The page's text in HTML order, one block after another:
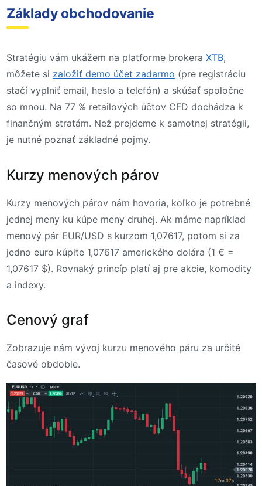
Základy obchodovanie
Stratégiu vám ukážem na platforme brokera XTB,
môžete si založiť demo účet zadarmo (pre registráciu
stačí vyplniť email, heslo a telefón) a skúšať spoločne
so mnou. Na 77 % retailových účtov CFD dochádza k
finančným stratám. Než prejdeme k samotnej stratégii,
je nutné poznať základné pojmy.
Kurzy menových párov
Kurzy menových párov nám hovoria, koľko je potrebné
jednej meny ku kúpe meny druhej. Ak máme napríklad
menový pár EUR/USD s kurzom 1,07617, potom si za
jedno euro kúpite 1,07617 amerického dolára (1 € =
1,07617 $). Rovnaký princíp platí aj pre akcie, komodity
a indexy.
Cenový graf
Zobrazuje nám vývoj kurzu menového páru za určité
časové obdobie.